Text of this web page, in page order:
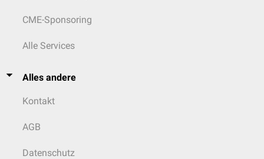
CME-Sponsoring
Alle Services
Alles andere
Kontakt
AGB
Datenschutz